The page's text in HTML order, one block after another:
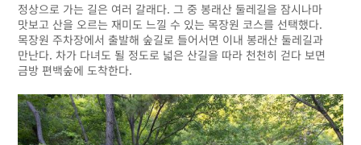
정상으로 가는 길은 여러 갈래다. 그 중 봉래산 둘레길을 잠시나마
맛보고 산을 오르는 재미도 느낄 수 있는 목장원 코스를 선택했다.
목장원 주차장에서 출발해 숲길로 들어서면 이내 봉래산 둘레길과
만난다. 차가 다녀도 될 정도로 넓은 산길을 따라 천천히 걷다 보면
금방 편백숲에 도착한다.